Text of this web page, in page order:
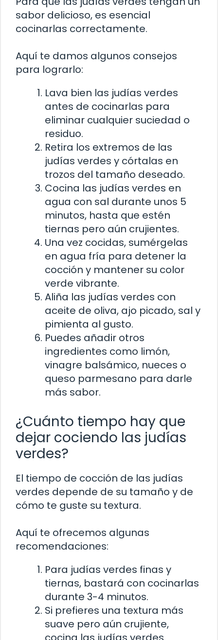
sabor delicioso, es esencial
cocinarlas correctamente.
Aquí te damos algunos consejos
para lograrlo:
Lava bien las judías verdes
antes de cocinarlas para
eliminar cualquier suciedad o
residuo.
Retira los extremos de las
judías verdes y córtalas en
trozos del tamaño deseado.
Cocina las judías verdes en
agua con sal durante unos 5
minutos, hasta que estén
tiernas pero aún crujientes.
Una vez cocidas, sumérgelas
en agua fría para detener la
cocción y mantener su color
verde vibrante.
Aliña las judías verdes con
aceite de oliva, ajo picado, sal y
pimienta al gusto.
Puedes añadir otros
ingredientes como limón,
vinagre balsámico, nueces o
queso parmesano para darle
más sabor.
¿Cuánto tiempo hay que
dejar cociendo las judías
verdes?
El tiempo de cocción de las judías
verdes depende de su tamaño y de
cómo te guste su textura.
Aquí te ofrecemos algunas
recomendaciones:
Para judías verdes finas y
tiernas, bastará con cocinarlas
durante 3-4 minutos.
Si prefieres una textura más
suave pero aún crujiente,